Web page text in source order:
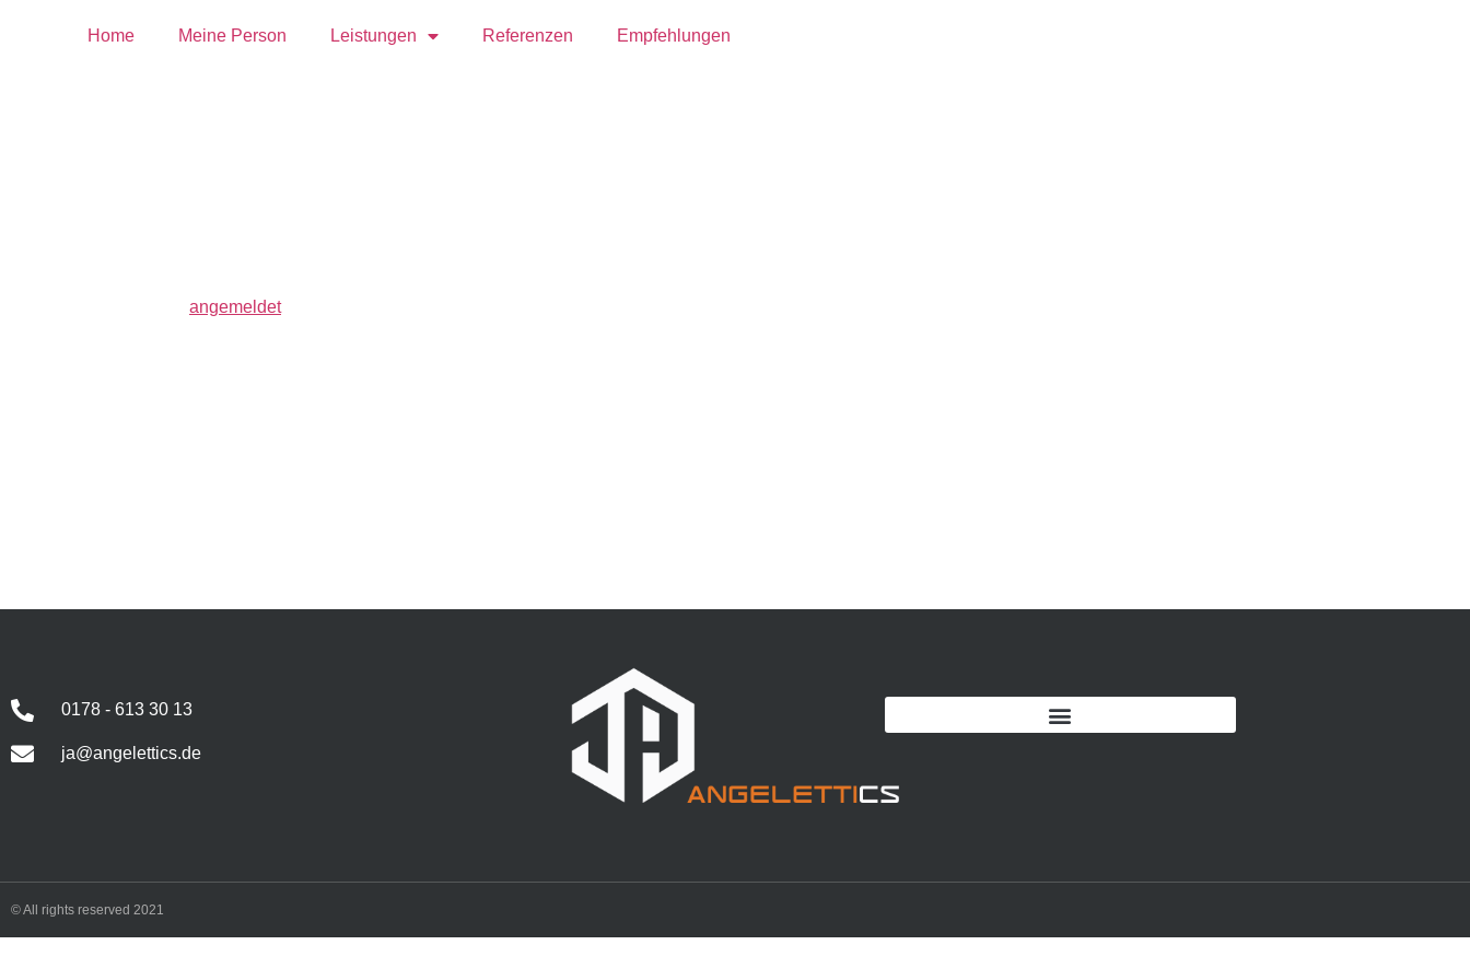
Home Meine Person Leistungen Referenzen Empfehlungen
angemeldetsein, um einen Kommentar abzugeben.
0178 - 613 30 13
ja@angelettics.de
© All rights reserved 2021